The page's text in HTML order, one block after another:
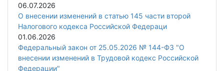
06.07.2026
О внесении изменений в статью 145 части второй
Налогового кодекса Российской Федераци
01.06.2026
Федеральный закон от 25.05.2026 № 144-ФЗ "О
внесении изменений в Трудовой кодекс Российской
Федерации"